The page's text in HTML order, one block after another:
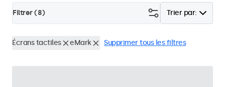
Trier par:
Filtrer (8)
Écrans tactiles eMark Supprimer tous les filtres